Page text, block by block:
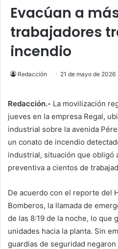
Evacúan a
trabajadores
incendio
Redacción 21 de mayo de 2026
Redacción.- La movilización
jueves en la empresa Regal,
industrial sobre la avenida
un conato de incendio
industrial, situación que obligó
preventiva a cientos de
De acuerdo con el reporte del
Bomberos, la llamada de
de las 8:19 de la noche, lo que
unidades hacia la planta. Sin
guardias de seguridad